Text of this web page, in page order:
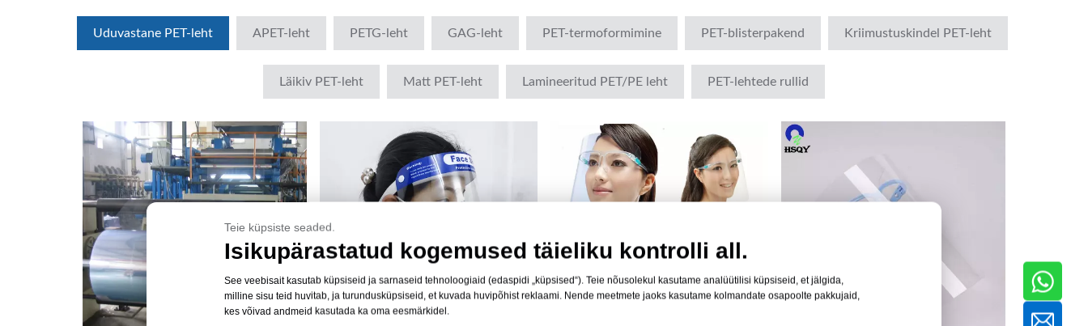
Uduvastane PET-leht APET-leht PETG-leht GAG-leht PET-termoformimine PET-blisterpakend Kriimustuskindel PET-leht
Läikiv PET-leht Matt PET-leht Lamineeritud PET/PE leht PET-lehtede rullid
Teie küpsiste seaded.
Isikupärastatud kogemused täieliku kontrolli all.
See veebisait kasutab küpsiseid ja sarnaseid tehnoloogiaid (edaspidi „küpsised“). Teie nõusolekul kasutame analüütilisi küpsiseid, et jälgida,
milline sisu teid huvitab, ja turundusküpsiseid, et kuvada huvipõhist reklaami. Nende meetmete jaoks kasutame kolmandate osapoolte pakkujaid,
kes võivad andmeid kasutada ka oma eesmärkidel.